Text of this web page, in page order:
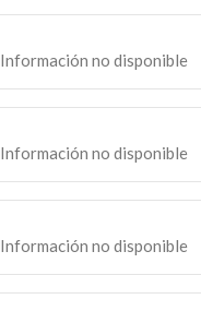
Información no disponible
Información no disponible
Información no disponible